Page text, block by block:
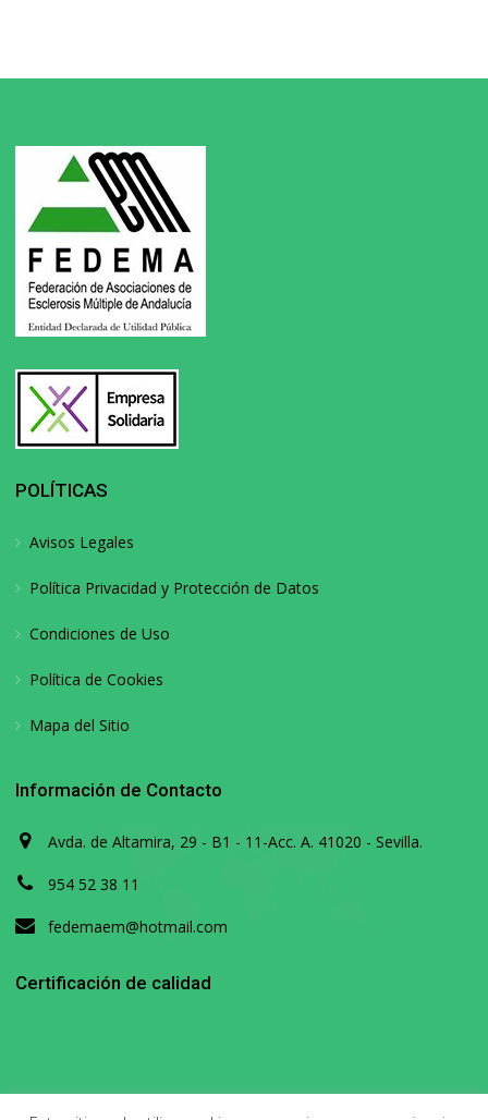
POLÍTICAS
Avisos Legales
Política Privacidad y Protección de Datos
Condiciones de Uso
Política de Cookies
Mapa del Sitio
Información de Contacto
Avda. de Altamira, 29 - B1 - 11-Acc. A. 41020 - Sevilla.
954 52 38 11
fedemaem@hotmail.com
Certificación de calidad